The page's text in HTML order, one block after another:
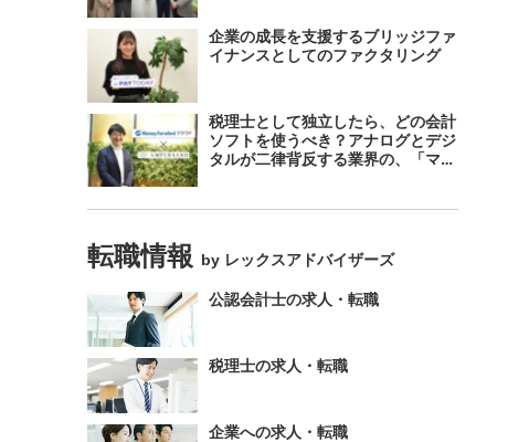
郷税理士法人（経理宅配便事業
部）】
企業の成長を支援するブリッジファ
イナンスとしてのファクタリング
税理士として独立したら、どの会計
ソフトを使うべき？アナログとデジ
タルが二律背反する業界の、「マネ
転職情報 by レックスアドバイザーズ
公認会計士の求人・転職
税理士の求人・転職
企業への求人・転職